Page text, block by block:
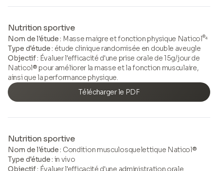
Nutrition sportive
Nom de l'étude : Masse maigre et fonction physique Naticol®⁴
Type d'étude : étude clinique randomisée en double aveugle
Objectif : Évaluer l'efficacité d'une prise orale de 15g/jour de
Naticol® pour améliorer la masse et la fonction musculaire,
ainsi que la performance physique.
Télécharger le PDF
Nutrition sportive
Nom de l'étude : Condition musculosquelettique Naticol®
Type d'étude : in vivo
Objectif : Évaluer l'efficacité d'une administration orale